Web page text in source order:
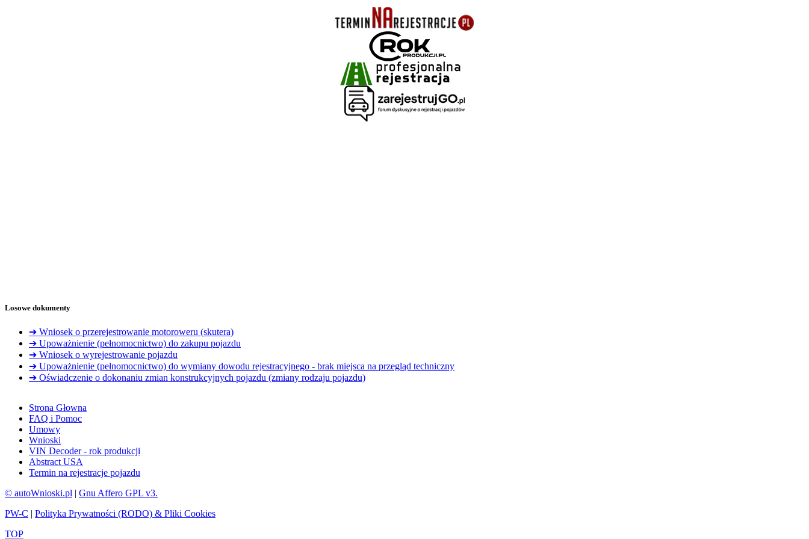
Losowe dokumenty
➔ Wniosek o przerejestrowanie motoroweru (skutera)
➔ Upoważnienie (pełnomocnictwo) do zakupu pojazdu
➔ Wniosek o wyrejestrowanie pojazdu
➔ Upoważnienie (pełnomocnictwo) do wymiany dowodu rejestracyjnego - brak miejsca na przegląd techniczny
➔ Oświadczenie o dokonaniu zmian konstrukcyjnych pojazdu (zmiany rodzaju pojazdu)
Strona Głowna
FAQ i Pomoc
Umowy
Wnioski
VIN Decoder - rok produkcji
Abstract USA
Termin na rejestracje pojazdu
© autoWnioski.pl | Gnu Affero GPL v3.
PW-C | Polityka Prywatności (RODO) & Pliki Cookies
TOP